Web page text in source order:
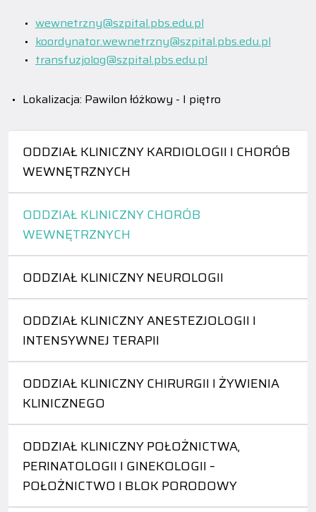
ODDZIAŁ KLINICZNY KARDIOLOGII I CHORÓB
WEWNĘTRZNYCH
ODDZIAŁ KLINICZNY CHORÓB
WEWNĘTRZNYCH
ODDZIAŁ KLINICZNY NEUROLOGII
ODDZIAŁ KLINICZNY ANESTEZJOLOGII I
INTENSYWNEJ TERAPII
ODDZIAŁ KLINICZNY CHIRURGII I ŻYWIENIA
KLINICZNEGO
ODDZIAŁ KLINICZNY POŁOŻNICTWA,
PERINATOLOGII I GINEKOLOGII –
POŁOŻNICTWO I BLOK PORODOWY
wewnetrzny@szpital.pbs.edu.pl
koordynator.wewnetrzny@szpital.pbs.edu.pl
transfuzjolog@szpital.pbs.edu.pl
Lokalizacja: Pawilon łóżkowy - I piętro